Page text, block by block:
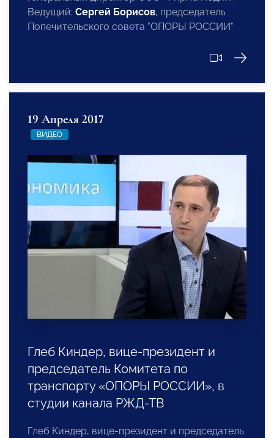
Ведущий: Сергей Борисов, председатель
Попечительского совета "ОПОРЫ РОССИИ"
19 Апреля 2017
ВИДЕО
Глеб Киндер, вице-президент и
председатель Комитета по
транспорту «ОПОРЫ РОССИИ», в
студии канала РЖД-ТВ
Глеб Киндер, вице-президент и председатель